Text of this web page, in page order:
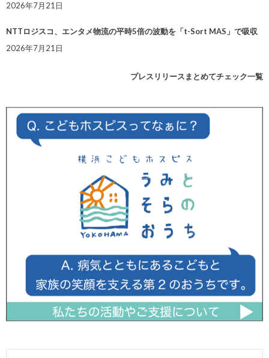
2026年7月21日
NTTロジスコ、エンタメ物流の平時5倍の波動を「t-Sort MAS」で吸収
2026年7月21日
プレスリリースまとめてチェック一覧